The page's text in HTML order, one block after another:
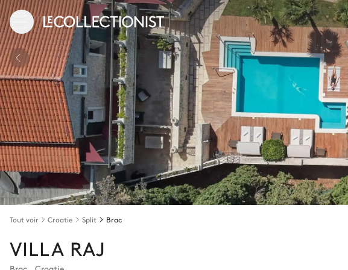
Tout voir Croatie Split Brac
VILLA RAJ